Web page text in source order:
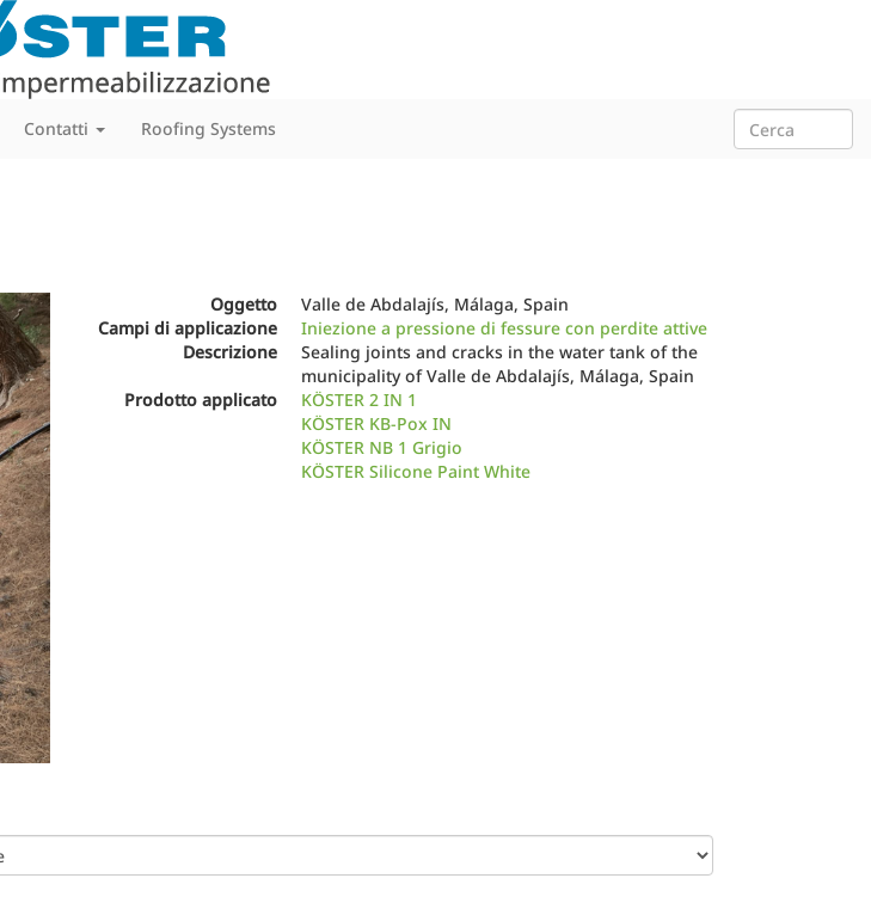
Contatti Roofing Systems
Next Oggetto
Valle de Abdalajís, Málaga, Spain
Campi di applicazione
Iniezione a pressione di fessure con perdite attive
Descrizione
Sealing joints and cracks in the water tank of the
municipality of Valle de Abdalajís, Málaga, Spain
Prodotto applicato
KÖSTER 2 IN 1
KÖSTER KB-Pox IN
KÖSTER NB 1 Grigio
KÖSTER Silicone Paint White